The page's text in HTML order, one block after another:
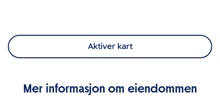
Aktiver kart
Mer informasjon om eiendommen